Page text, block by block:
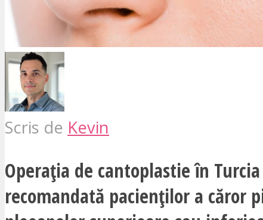
Scris de Kevin
Operația de cantoplastie în
recomandată pacienților a căror